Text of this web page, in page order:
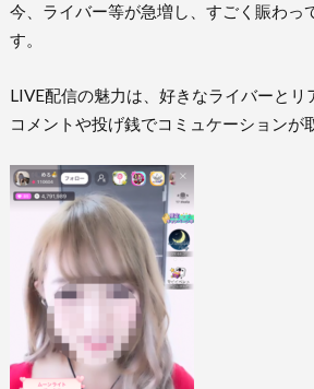
今、ライバー等が急増し、すごく賑わっ
す。
LIVE配信の魅力は、好きなライバーとリ
コメントや投げ銭でコミュケーションが